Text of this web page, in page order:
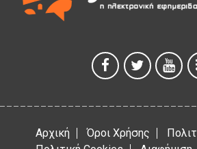
Διακοπή υδροδότησης του Α΄ κλάδου
5 Αυγούστου 2026
5 Αυγούστου 2026
Αρχική Όροι Χρήσης